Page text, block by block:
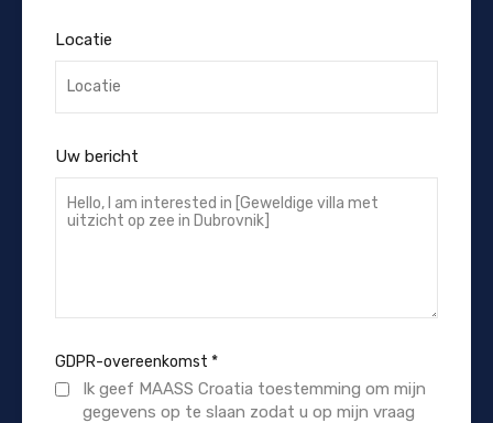
Locatie
Uw bericht
GDPR-overeenkomst *
Ik geef MAASS Croatia toestemming om mijn
gegevens op te slaan zodat u op mijn vraag